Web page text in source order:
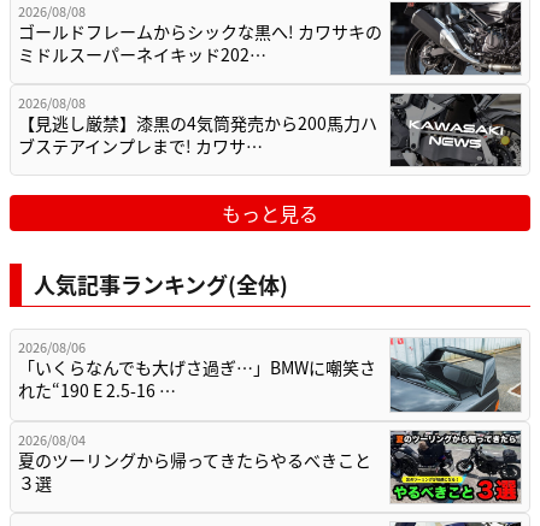
2026/08/08
ゴールドフレームからシックな黒へ! カワサキの
ミドルスーパーネイキッド202…
2026/08/08
【見逃し厳禁】漆黒の4気筒発売から200馬力ハ
ブステアインプレまで! カワサ…
もっと見る
人気記事ランキング(全体)
2026/08/06
「いくらなんでも大げさ過ぎ…」BMWに嘲笑さ
れた“190 E 2.5-16 …
2026/08/04
夏のツーリングから帰ってきたらやるべきこと
３選